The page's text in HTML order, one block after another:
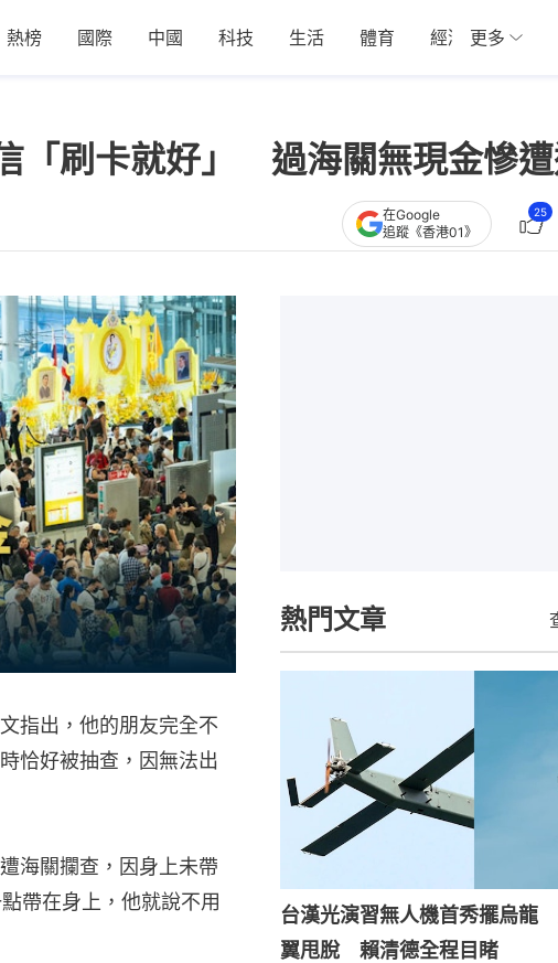
熱榜 國際 中國 科技 生活 體育 經濟 01深圳
更多
「刷卡就好」 過海關無現金慘
在Google
追蹤《香港01》
25
指出，他的朋友完全不
恰好被抽查，因無法出
海關攔查，因身上未帶
帶在身上，他就說不用
熱門文章
台漢光演習無人機首秀擺烏龍
翼甩脫 賴清德全程目睹